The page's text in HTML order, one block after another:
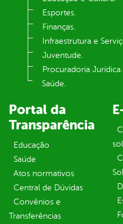
Esportes.
Finanças.
Infraestrutura e
Juventude.
Procuradoria Jurídica.
Saúde.
Portal da
Transparência
Educação
Saúde
Atos normativos
Central de Dúvidas
Convênios e
Transferências